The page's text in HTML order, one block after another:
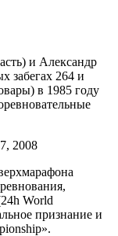
и Александр
забегах 264 и
в 1985 году
2008
World
признание и